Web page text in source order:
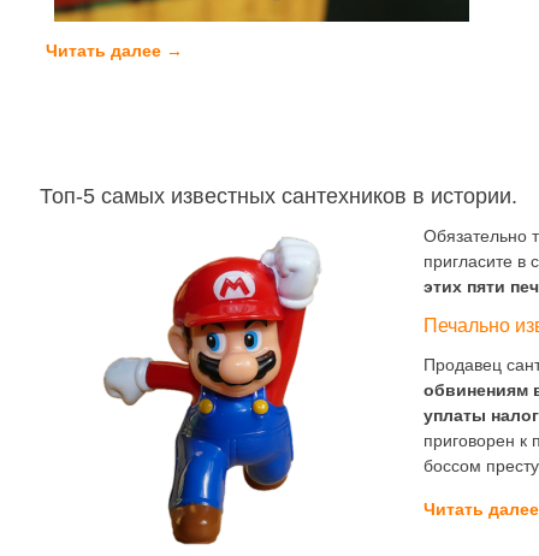
Читать далее →
Топ-5 самых известных сантехников в истории.
Обязательно
пригласите
этих пяти
Печально
Продавец
обвинениям
уплаты
приговорен к
боссом
Читать